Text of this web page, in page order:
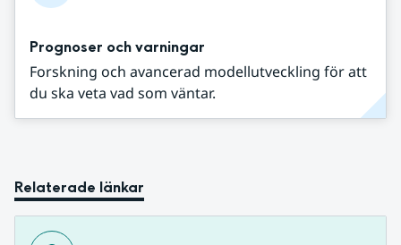
Prognoser och varningar
Forskning och avancerad modellutveckling för att
du ska veta vad som väntar.
Relaterade länkar